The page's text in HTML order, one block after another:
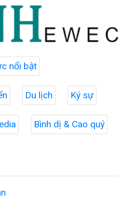
nổi bật
Du lịch Ký sự
Bình dị & Cao quý